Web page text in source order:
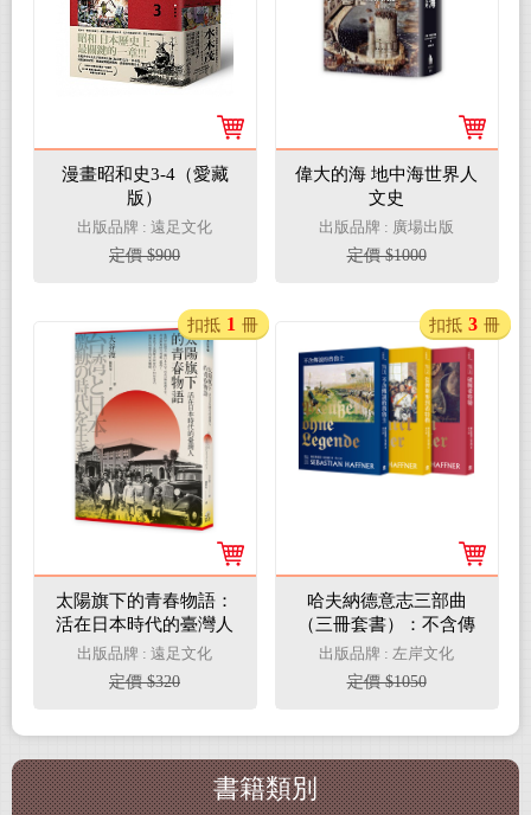
漫畫昭和史3-4（愛藏
版）
出版品牌 : 遠足文化
定價 $900
偉大的海 地中海世界人
文史
出版品牌 : 廣場出版
定價 $1000
太陽旗下的青春物語：
活在日本時代的臺灣人
出版品牌 : 遠足文化
定價 $320
扣抵 1 冊
哈夫納德意志三部曲
（三冊套書）：不含傳
說的普魯士（新版）
+從俾斯麥到希特勒
（新版）+破解希特勒
出版品牌 : 左岸文化
定價 $1050
扣抵 3 冊
書籍類別